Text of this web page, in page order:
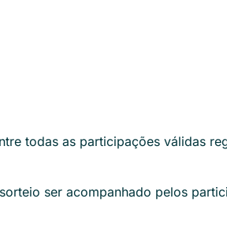
todas as participações válidas
ser acompanhado pelos